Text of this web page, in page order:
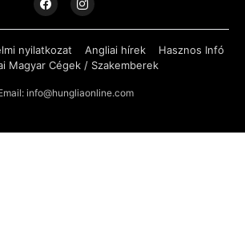
nyilatkozat Angliai hírek
Hasznos Infó
Magyar Cégek / Szakemberek
info@hungliaonline.com